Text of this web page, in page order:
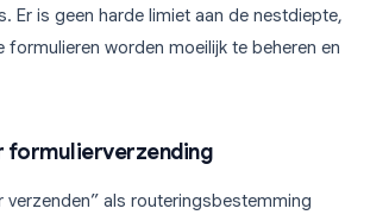
Er is geen harde limiet aan de nestdiepte,
formulieren worden moeilijk te beheren en
formulierverzending
verzenden” als routeringsbestemming